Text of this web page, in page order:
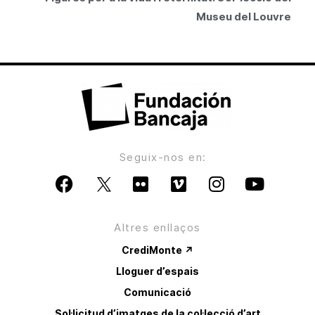
Museu del Louvre
Seguix-nos en:
Altres enllaços
CrediMonte ↗
Lloguer d’espais
Comunicació